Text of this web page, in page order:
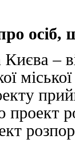
осіб,
–
проект